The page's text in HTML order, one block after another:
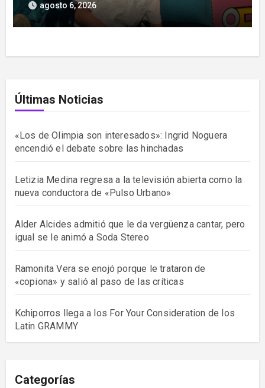
Stereo
agosto 6, 2026
Últimas Noticias
«Los de Olimpia son interesados»: Ingrid Noguera
encendió el debate sobre las hinchadas
Letizia Medina regresa a la televisión abierta como la
nueva conductora de «Pulso Urbano»
Alder Alcides admitió que le da vergüenza cantar, pero
igual se le animó a Soda Stereo
Ramonita Vera se enojó porque le trataron de
«copiona» y salió al paso de las críticas
Kchiporros llega a los For Your Consideration de los
Latin GRAMMY
Categorías